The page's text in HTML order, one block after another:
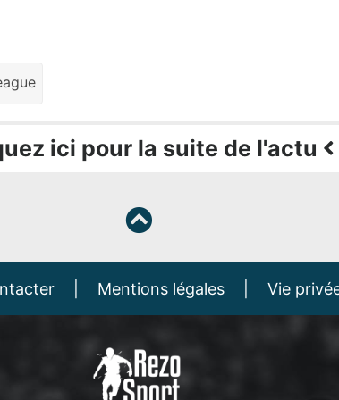
ici pour la suite de l'actu
Mentions légales Vie